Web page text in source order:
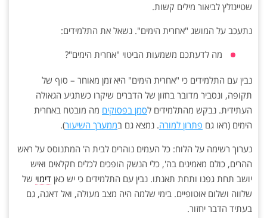
שטיינזלץ לביאור מילים קשות.
נתעכב על המושג "אחרית הימים". נשאל את התלמידים:
מה לדעתכם משמעות הביטוי "אחרית הימים"?
נבין עם התלמידים כי "אחרית הימים" היא זמן מאוחר – סוף של
תקופה, ונסביר מדובר בחזון של הדברים שיקרו כשתגיע הגאולה
העתידית. נבקש מהתלמידים לסמן בפסוקים מה מובטח באחרית
הימים (ראו גם פתרון למורה. נמצא גם בממערך השיעור).
נערוך רשימה על הלוח: כל העמים נוהרים לבית ה' המתנוסס על ראש
ההרים, כולם מאמינים בה', כלי הנשק הופכים לכלים חקלאים ואיש
יושב תחת גפנו ותחת תאנתו. נבין עם התלמידים כי יש כאן דימוי של
שלווה ושלום אוטופיים. בימי שלמה היה מצב מעולה, ואל דאגה, גם
בעתיד הדבר יחזור.